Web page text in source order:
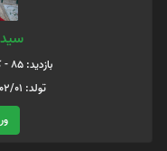
بازدید: 85 - کد متوفی: 5061859
تولد: 1347/02/01 فوت: 1365/10/19